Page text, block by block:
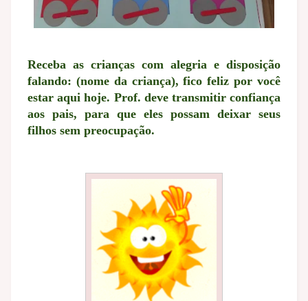
Receba as crianças com alegria e disposição
falando: (nome da criança), fico feliz por você
estar aqui hoje. Prof. deve transmitir confiança
aos pais, para que eles possam deixar seus
filhos sem preocupação.